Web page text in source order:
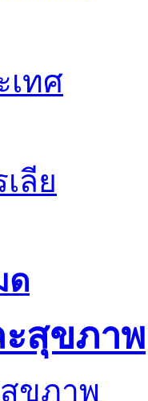
เทศ
ลีย
ด
สุขภาพ